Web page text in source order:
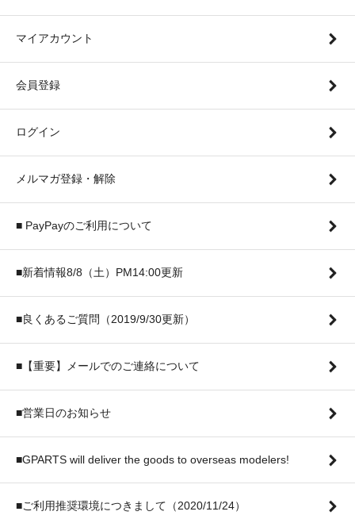
マイアカウント
会員登録
ログイン
メルマガ登録・解除
■ PayPayのご利用について
■新着情報8/8（土）PM14:00更新
■良くあるご質問（2019/9/30更新）
■【重要】メールでのご連絡について
■営業日のお知らせ
■GPARTS will deliver the goods to overseas modelers!
■ご利用推奨環境につきまして（2020/11/24）